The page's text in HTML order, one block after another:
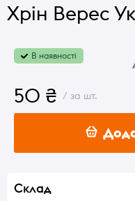
Хрін Верес
В наявності
50 ₴ / за шт.
Склад